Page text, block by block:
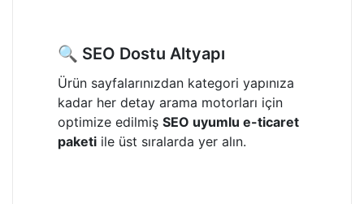
🔍 SEO Dostu Altyapı
Ürün sayfalarınızdan kategori yapınıza
kadar her detay arama motorları için
optimize edilmiş SEO uyumlu e-ticaret
paketi ile üst sıralarda yer alın.